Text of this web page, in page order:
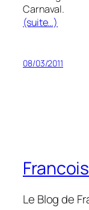
Carnaval.
(suite…)
08/03/2011
Le Blog de